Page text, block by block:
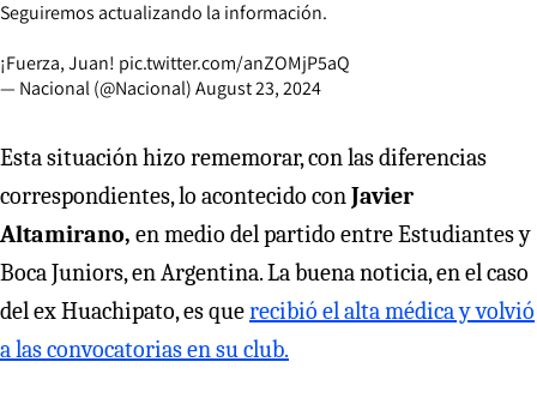
Seguiremos actualizando la información.
¡Fuerza, Juan! pic.twitter.com/anZOMjP5aQ
— Nacional (@Nacional)August 23, 2024
Esta situación hizo rememorar, con las diferencias
correspondientes, lo acontecido conJavier
Altamirano, en medio del partido entre Estudiantes y
Boca Juniors, en Argentina. La buena noticia, en el caso
del ex Huachipato, es querecibió el alta médica y volvió
a las convocatorias en su club.